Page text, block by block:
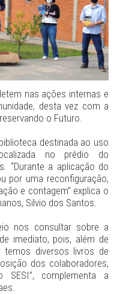
nas ações internas e
desta vez com a
o Futuro.
destinada ao uso
no prédio do
“Durante a aplicação do
por uma reconfiguração,
e contagem” explica o
Silvio dos Santos.
nos consultar sobre a
imediato, pois, além de
temos diversos livros de
dos colaboradores,
complementa a